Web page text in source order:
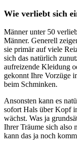
Wie verliebt sich
Männer unter 50
Männer. Generell
sie primär auf viele
sich das natürlich
aufreizende Kleidung
gekonnt Ihre Vorzüge
beim Schminken.
Ansonsten kann es
sofort Hals über Kopf
wächst. Was ja
Ihrer Träume sich also
kann das ja noch